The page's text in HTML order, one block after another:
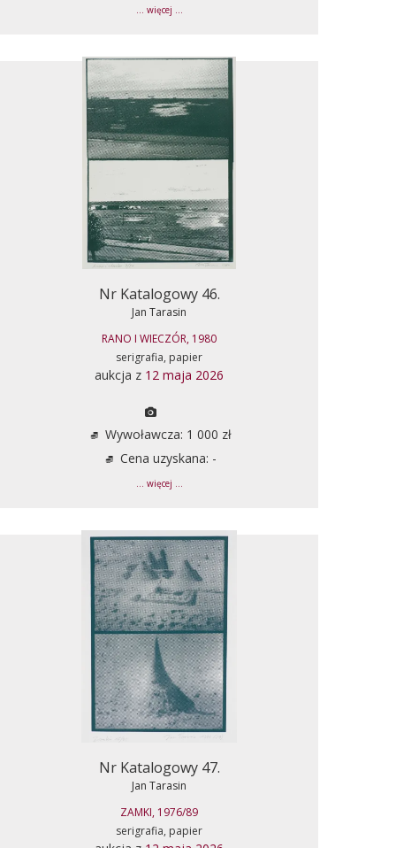
... więcej ...
Nr Katalogowy 46.
Jan Tarasin
RANO I WIECZÓR, 1980
serigrafia, papier
aukcja z 12 maja 2026
Wywoławcza: 1 000 zł
Cena uzyskana: -
... więcej ...
Nr Katalogowy 47.
Jan Tarasin
ZAMKI, 1976/89
serigrafia, papier